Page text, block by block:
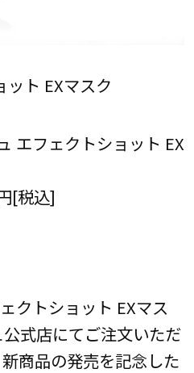
ト EXマスク
エフェクトショット EX
[税込]
クトショット EXマス
式店にてご注文いただ
商品の発売を記念した